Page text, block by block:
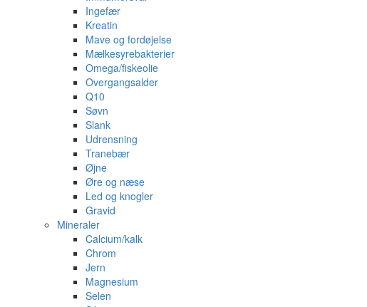
Ingefær
Kreatin
Mave og fordøjelse
Mælkesyrebakterier
Omega/fiskeolie
Overgangsalder
Q10
Søvn
Slank
Udrensning
Tranebær
Øjne
Øre og næse
Led og knogler
Gravid
Mineraler
Calcium/kalk
Chrom
Jern
Magnesium
Selen